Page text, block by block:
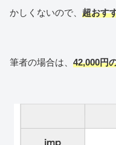
かしくないので、 超おす
筆者の場合は、 42,000円